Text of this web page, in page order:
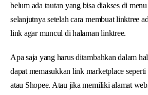
belum ada tautan yang bisa diakses di
selanjutnya setelah cara membuat linktree
link agar muncul di halaman linktree.
Apa saja yang harus ditambahkan dalam
dapat memasukkan link marketplace
atau Shopee. Atau jika memiliki alamat